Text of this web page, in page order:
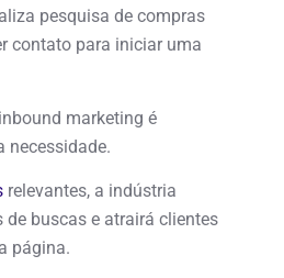
pesquisa de compras
contato para iniciar uma
marketing é
necessidade.
relevantes, a indústria
de buscas e atrairá clientes
página.